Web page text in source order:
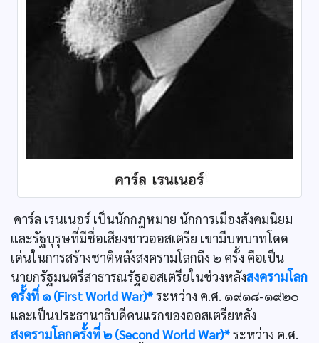
คาร์ล เรนเนอร์ เป็นนักกฎหมาย นักการเมืองสังคมนิยม
และรัฐบุรุษที่มีชื่อเสียงชาวออสเตรีย เขามีบทบาทโดด
เด่นในการสร้างชาติหลังสงครามโลกถึง ๒ ครั้ง คือเป็น
นายกรัฐมนตรีสาธารณรัฐออสเตรียในช่วงหลังสงครามโลก
ครั้งที่ ๑ (First World War)*ระหว่าง ค.ศ. ๑๙๑๘-๑๙๒๐
และเป็นประธานาธิบดีคนแรกของออสเตรียหลัง
สงครามโลกครั้งที่ ๒ (Second World War)*ระหว่าง ค.ศ.